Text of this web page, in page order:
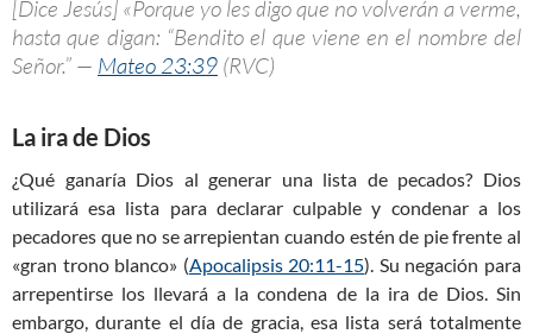
[Dice Jesús] «Porque yo les digo que no volverán a verme,
hasta que digan: “Bendito el que viene en el nombre del
Señor.” — Mateo 23:39 (RVC)
La ira de Dios
¿Qué ganaría Dios al generar una lista de pecados? Dios
utilizará esa lista para declarar culpable y condenar a los
pecadores que no se arrepientan cuando estén de pie frente al
«gran trono blanco» (Apocalipsis 20:11-15). Su negación para
arrepentirse los llevará a la condena de la ira de Dios. Sin
embargo, durante el día de gracia, esa lista será totalmente